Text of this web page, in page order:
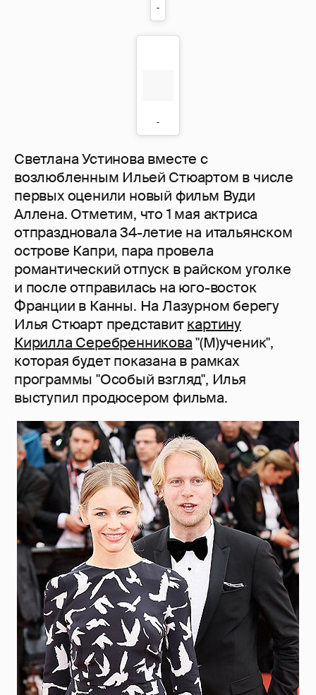
Светлана Устинова вместе с
возлюбленным Ильей Стюартом в числе
первых оценили новый фильм Вуди
Аллена. Отметим, что 1 мая актриса
отпраздновала 34-летие на итальянском
острове Капри, пара провела
романтический отпуск в райском уголке
и после отправилась на юго-восток
Франции в Канны. На Лазурном берегу
Илья Стюарт представиткартину
Кирилла Серебренникова"(М)ученик",
которая будет показана в рамках
программы "Особый взгляд", Илья
выступил продюсером фильма.